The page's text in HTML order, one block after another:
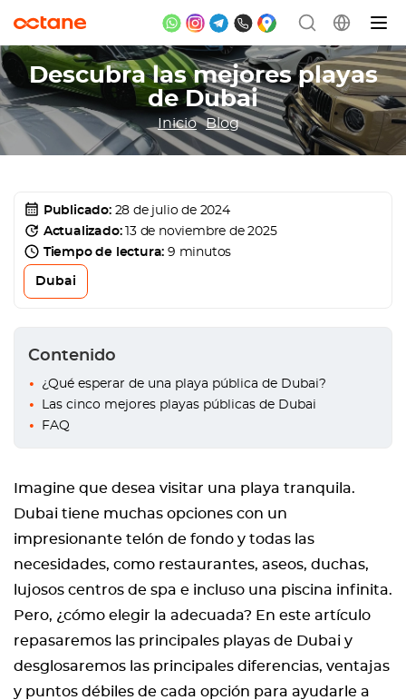
Descubra las mejores playas
de Dubai
Inicio Blog
Publicado: 28 de julio de 2024
Actualizado: 13 de noviembre de 2025
Tiempo de lectura:9 minutos
Dubai
Contenido
¿Qué esperar de una playa pública de Dubai?
Las cinco mejores playas públicas de Dubai
FAQ
Imagine que desea visitar una playa tranquila.
Dubai tiene muchas opciones con un
impresionante telón de fondo y todas las
necesidades, como restaurantes, aseos, duchas,
lujosos centros de spa e incluso una piscina infinita.
Pero, ¿cómo elegir la adecuada? En este artículo
repasaremos las principales playas de Dubai y
desglosaremos las principales diferencias, ventajas
y puntos débiles de cada opción para ayudarle a